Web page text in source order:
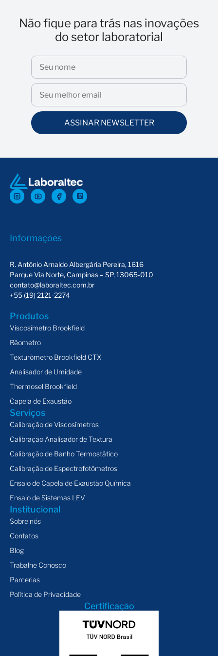
Não fique para trás nas inovações
do setor laboratorial
ASSINAR NEWSLETTER
Informações
R. Antônio Arnaldo Albergária Pereira, 1616
Parque Via Norte, Campinas – SP, 13065-010
contato@laboraltec.com.br
+55 (19) 2121-2274
Produtos
Viscosímetro Brookfield
Rêometro
Texturômetro Brookfield CTX
Analisador de Umidade
Thermosel Brookfield
Capela de Exaustão
Serviços
Calibração de Viscosímetros
Calibração Analisador de Textura
Calibração de Banho Termostático
Calibração de Espectrofotômetros
Ensaio de Capela de Exaustão Química
Ensaio de Sistemas LEV
Institucional
Sobre nós
Contatos
Blog
Trabalhe Conosco
Parcerias
Política de Privacidade
Certificação